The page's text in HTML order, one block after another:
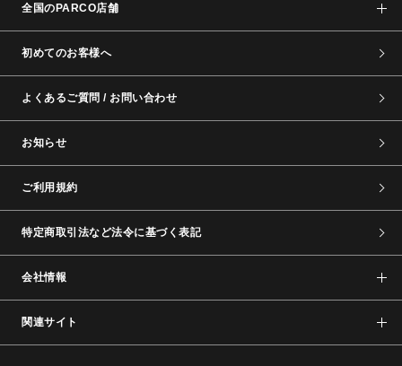
全国のPARCO店舗
初めてのお客様へ
よくあるご質問 / お問い合わせ
お知らせ
ご利用規約
特定商取引法など法令に基づく表記
会社情報
関連サイト